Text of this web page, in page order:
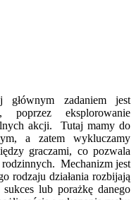
zadaniem jest
poprzez eksplorowanie
akcji. Tutaj mamy do
a zatem wykluczamy
graczami, co pozwala
Mechanizm jest
rodzaju działania rozbijają
lub porażkę danego